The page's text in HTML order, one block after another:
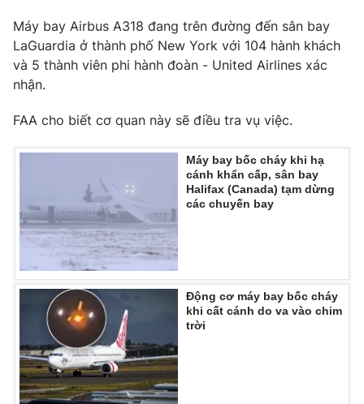
Tổng đài VTV:024.38 355 931 - 024.38 355 932
Ðiện thoại Thời báo VTV:024.66 897 897
Email:toasoan@vtv.vn
Liên hệ quảng cáo:
® Cấm sao chép dưới mọi hình thức nếu không có sự chấp
thuận bằng văn bản. Ghi rõ nguồn VTV.vn khi phát hành lại
thông tin từ website này.
Máy bay Airbus A318 đang trên đường đến sân bay
LaGuardia ở thành phố New York với 104 hành khách
và 5 thành viên phi hành đoàn - United Airlines xác
nhận.
FAA cho biết cơ quan này sẽ điều tra vụ việc.
Máy bay bốc cháy khi hạ
cánh khẩn cấp, sân bay
Halifax (Canada) tạm dừng
các chuyến bay
Động cơ máy bay bốc cháy
khi cất cánh do va vào chim
trời